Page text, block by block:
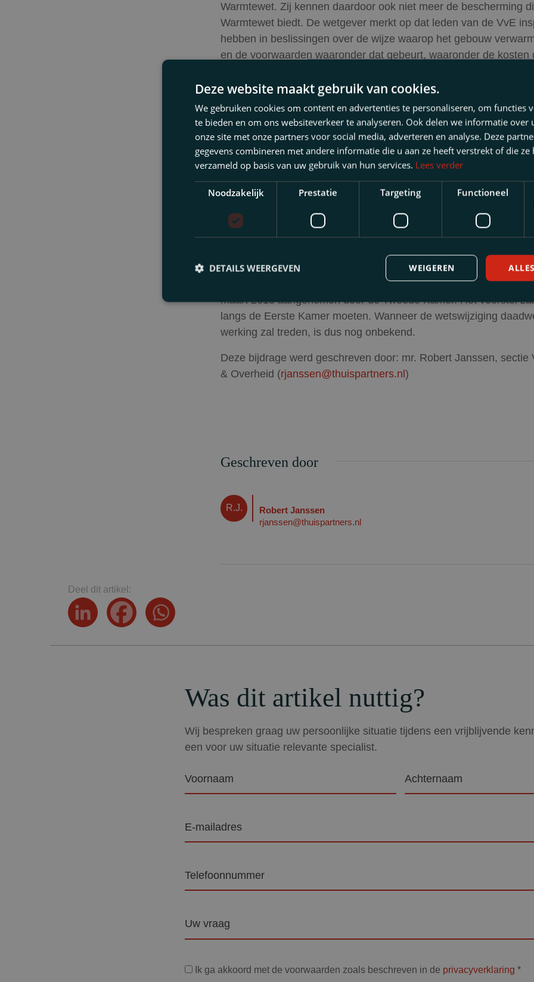
Warmtewet. Zij kennen daardoor ook niet meer de bescherming
Warmtewet biedt. De wetgever merkt op dat leden van de VvE
hebben in beslissingen over de wijze waarop het gebouw
en de voorwaarden waaronder dat gebeurt, waaronder de kosten
op de hoogte van de tarieven.
Verhuurders
Ook voor verhuurders geldt dat de Warmtewet straks niet meer
toepassing is. Huurders worden volgens de wetgever al
mogelijk machtsmisbruik, omdat de kosten van warmtelevering
aangemerkt als kosten voor nutsvoorzieningen met een
servicekosten. Huurders hebben op dit punt al
huurcommissie. Zo wordt verzekerd dat huurders niet meer dan
redelijke prijs betalen voor hun warmte.
Vervolg
Zoals opgemerkt is het wetsvoorstel tot herziening van de
maart 2018 aangenomen door de Tweede Kamer. Het voorstel
langs de Eerste Kamer moeten. Wanneer de wetswijziging
werking zal treden, is dus nog onbekend.
Deze bijdrage werd geschreven door: mr. Robert Janssen, sectie
& Overheid (rjanssen@thuispartners.nl )
Geschreven door
R.J.
Robert Janssen
rjanssen@thuispartners.nl
Deel dit artikel:
Was dit artikel nuttig?
Wij bespreken graag uw persoonlijke situatie tijdens een vrijblijvende
een voor uw situatie relevante specialist.
mailadres
Privacyverklaring
Ik ga akkoord met de voorwaarden zoals beschreven in de privacyverklaring *
Deze website maakt gebruik van cookies.
We gebruiken cookies om content en advertenties te personaliseren, om functies
te bieden en om ons websiteverkeer te analyseren. Ook delen we informatie over
onze site met onze partners voor social media, adverteren en analyse. Deze
gegevens combineren met andere informatie die u aan ze heeft verstrekt of die ze
verzameld op basis van uw gebruik van hun services. Lees verder
Noodzakelijk Prestatie Targeting Functioneel
WEIGEREN
DETAILS WEERGEVEN